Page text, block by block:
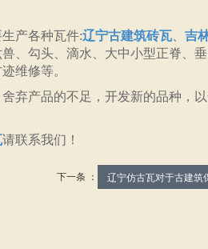
产各种瓦件:辽宁古建筑砖瓦、 吉
、勾头、滴水、大中小型正脊、
维修等。
弃产品的不足，开发新的品种，
请联系我们！
下一条 ： 辽宁仿古瓦对于古建筑